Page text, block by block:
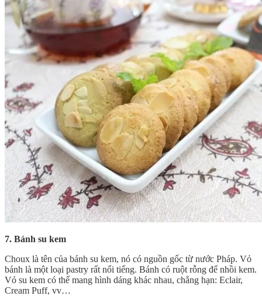
7. Bánh su kem
Choux là tên của bánh su kem, nó có nguồn gốc từ nước Pháp. Vỏ
bánh là một loại pastry rất nổi tiếng. Bánh có ruột rỗng để nhồi kem.
Vỏ su kem có thể mang hình dáng khác nhau, chẳng hạn: Eclair,
Cream Puff, vv…